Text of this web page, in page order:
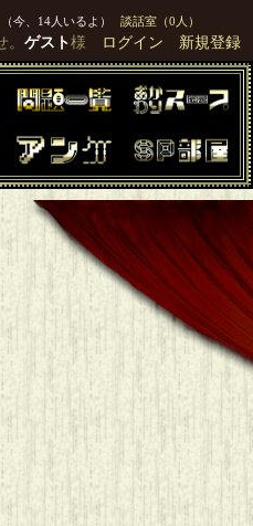
（今、14人いるよ） 談話室（0人）
ゲスト様 ログイン 新規登録